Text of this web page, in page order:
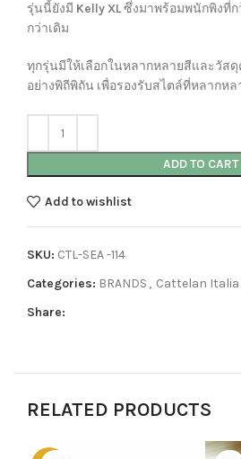
รุ่นนี้ยังมี Kelly XLซึ่งมาพร้อมพนักพิงที่ก
กว่าเดิม
ทุกรุ่นมีให้เลือกในหลากหลายสีและวัส
อย่างพิถีพิถัน เพื่อรองรับสไตล์ที่หลากหล
ADD TO CART
Add to wishlist
SKU: CTL-SEA -114
Categories: BRANDS , Cattelan Italia
Share:
RELATED PRODUCTS